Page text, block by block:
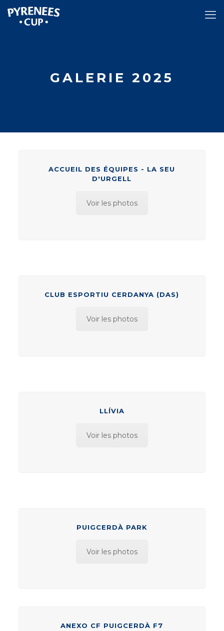
GALERIE 2025
ACCUEIL DES ÉQUIPES - LA SEU
D'URGELL
Voir les photos
CLUB ESPORTIU CERDANYA (DAS)
Voir les photos
LLÍVIA
Voir les photos
PUIGCERDÀ PARK
Voir les photos
ANEXO CF PUIGCERDÀ F7